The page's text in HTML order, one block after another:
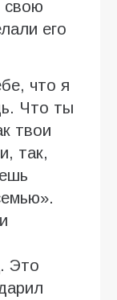
свою
его
что я
Что ты
твои
так,
Это